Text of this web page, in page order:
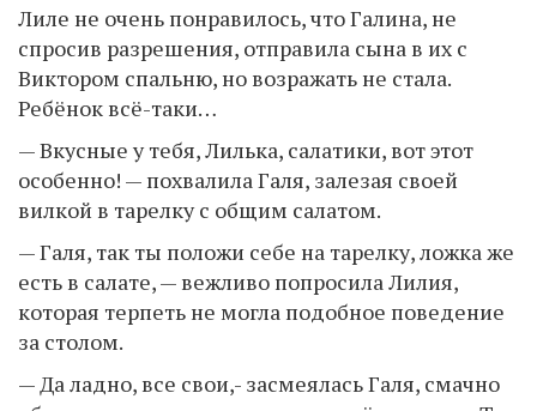
Лиле не очень понравилось, что Галина, не
спросив разрешения, отправила сына в их с
Виктором спальню, но возражать не стала.
Ребёнок всё-таки…
— Вкусные у тебя, Лилька, салатики, вот этот
особенно! — похвалила Галя, залезая своей
вилкой в тарелку с общим салатом.
— Галя, так ты положи себе на тарелку, ложка же
есть в салате, — вежливо попросила Лилия,
которая терпеть не могла подобное поведение
за столом.
— Да ладно, все свои,- засмеялась Галя, смачно